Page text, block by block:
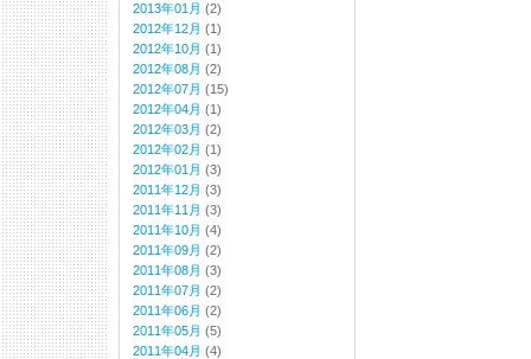
2013年01月 (2)
2012年12月 (1)
2012年10月 (1)
2012年08月 (2)
2012年07月 (15)
2012年04月 (1)
2012年03月 (2)
2012年02月 (1)
2012年01月 (3)
2011年12月 (3)
2011年11月 (3)
2011年10月 (4)
2011年09月 (2)
2011年08月 (3)
2011年07月 (2)
2011年06月 (2)
2011年05月 (5)
2011年04月 (4)